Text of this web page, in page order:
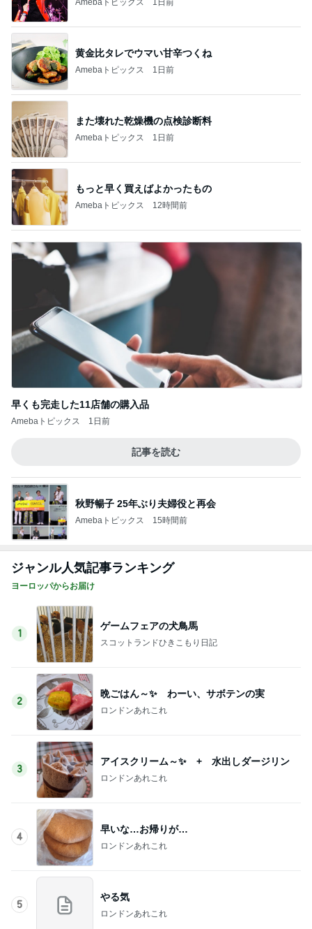
黄金比タレでウマい甘辛つくね
Amebaトピックス 1日前
また壊れた乾燥機の点検診断料
Amebaトピックス 1日前
もっと早く買えばよかったもの
Amebaトピックス 12時間前
早くも完走した11店舗の購入品
Amebaトピックス 1日前
記事を読む
秋野暢子 25年ぶり夫婦役と再会
Amebaトピックス 15時間前
ジャンル人気記事ランキング
ヨーロッパからお届け
1
ゲームフェアの犬鳥馬
スコットランドひきこもり日記
2
晩ごはん～✨ わーい、サボテンの実
ロンドンあれこれ
3
アイスクリーム～✨ + 水出しダージリン
ロンドンあれこれ
4
早いな…お帰りが…
ロンドンあれこれ
5
やる気
ロンドンあれこれ